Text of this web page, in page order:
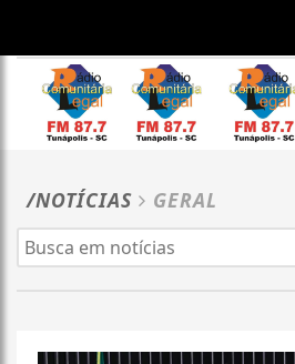
/NOTÍCIAS GERAL